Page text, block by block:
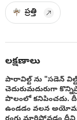
ప్రత్తి
లక్షణాలు
పారావిల్ట్ ను "సడెన్
చెదురుమదురుగా
పొలంలో కనిపించదు.
ఉండడం వలన